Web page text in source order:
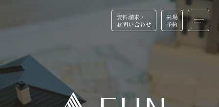
資料請求・
お問い合わせ
来場
予約
資料請求・
お問い合わせ
来場
予約
BUSINESS